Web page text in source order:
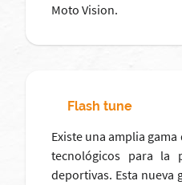
Moto Vision.
Flash tune
Existe una amplia
tecnológicos para la
deportivas. Esta nueva